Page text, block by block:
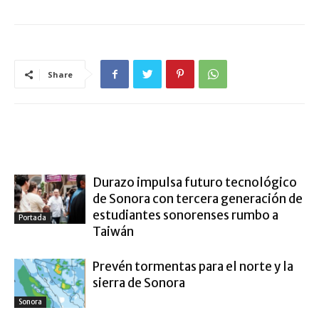
Share
Portada
Durazo impulsa futuro tecnológico
de Sonora con tercera generación de
estudiantes sonorenses rumbo a
Taiwán
Sonora
Prevén tormentas para el norte y la
sierra de Sonora